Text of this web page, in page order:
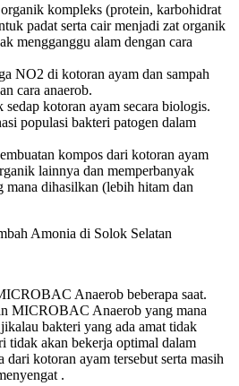
kompleks (protein, karbohidrat
padat serta cair menjadi zat organik
mengganggu alam dengan cara
NO2 di kotoran ayam dan sampah
cara anaerob.
sedap kotoran ayam secara biologis.
populasi bakteri patogen dalam
kompos dari kotoran ayam
lainnya dan memperbanyak
mana dihasilkan (lebih hitam dan
Anaerob beberapa saat.
MICROBAC Anaerob yang mana
bakteri yang ada amat tidak
tidak akan bekerja optimal dalam
dari kotoran ayam tersebut serta masih
.